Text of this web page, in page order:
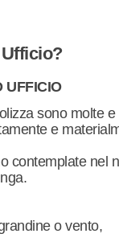
UFFICIO
sono molte e
e
contemplate nel
o vento,